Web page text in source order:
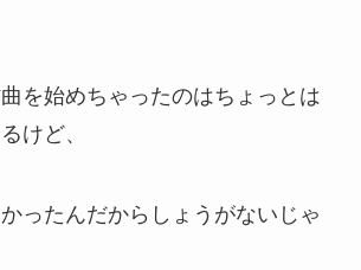
曲を始めちゃったのはちょっとは
けど、
ったんだからしょうがないじゃ